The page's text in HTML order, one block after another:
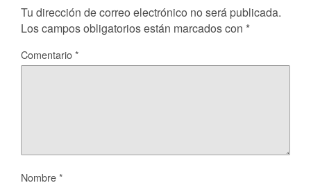
Tu dirección de correo electrónico no será publicada.
Los campos obligatorios están marcados con *
Comentario*
Nombre*